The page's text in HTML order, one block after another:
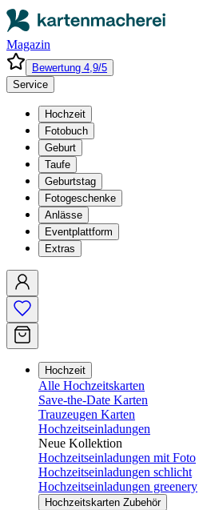
Magazin
Bewertung 4,9/5
Service
Hochzeit
Fotobuch
Geburt
Taufe
Geburtstag
Fotogeschenke
Anlässe
Eventplattform
Extras
Hochzeit
Alle Hochzeitskarten
Save-the-Date Karten
Trauzeugen Karten
Hochzeitseinladungen
Neue Kollektion
Hochzeitseinladungen mit Foto
Hochzeitseinladungen schlicht
Hochzeitseinladungen greenery
Hochzeitskarten Zubehör